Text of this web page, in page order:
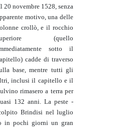
20 novembre 1528, senza
motivo, una delle
crollò, e il rocchio
(quello
sotto il
cadde di traverso
base, mentre tutti gli
inclusi il capitello e il
rimasero a terra per
132 anni. La peste -
Brindisi nel luglio
in pochi giorni un gran